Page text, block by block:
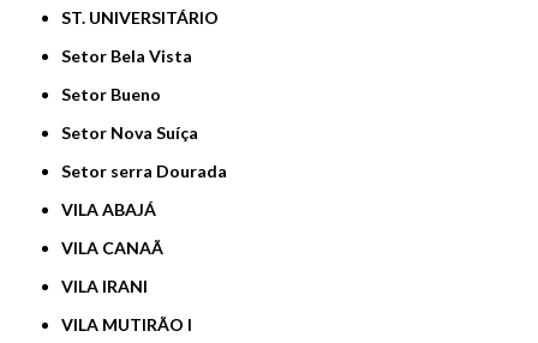
ST. UNIVERSITÁRIO
Setor Bela Vista
Setor Bueno
Setor Nova Suíça
Setor serra Dourada
VILA ABAJÁ
VILA CANAÃ
VILA IRANI
VILA MUTIRÃO I